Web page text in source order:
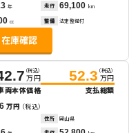
年 走行 69,100 km
cc 整備 法定整備付
（税込）
万円
両本体価格
52.3 （税込）
万円
支払総額
万円 （税込）
住所 岡山県